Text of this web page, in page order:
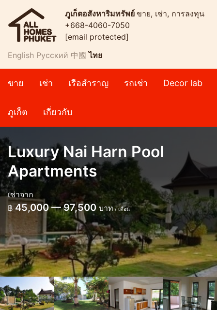
ภูเก็ตอสังหาริมทรัพย์ ขาย, เช่า, การลงทุน
+668-4060-7050
[email protected]
English Русский 中國 ไทย
ขาย เช่า เรือสำราญ รถเช่า Decor lab
ภูเก็ต เกี่ยวกับ
Luxury Nai Harn Pool
Apartments
เช่าจาก
฿ 45,000 — 97,500 บาท/ เดือน